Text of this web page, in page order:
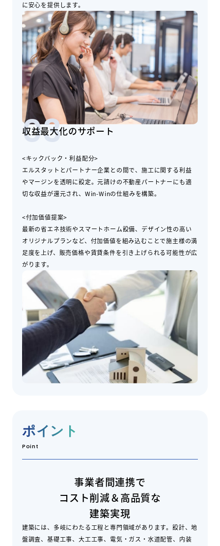
に安心を提供します。
03
収益最大化のサポート
<キックバック・利益配分>
エルスタットとパートナー企業との間で、施工に関する利益
やマージンを透明に設定。元請けの不動産パートナーにも適
切な収益が還元され、Win-Winの仕組みを構築。
<付加価値提案>
最新の省エネ技術やスマートホーム設備、デザイン性の高い
オリジナルプランなど、付加価値を組み込むことで施主様の満
足度を上げ、販売価格や賃貸条件を引き上げられる可能性が広
がります。
ポイント
Point
事業者間連携で
コスト削減＆高品質な
建築実現
建築には、多岐にわたる工程と専門領域があります。設計、地
盤調査、基礎工事、大工工事、電気・ガス・水道配管、内装